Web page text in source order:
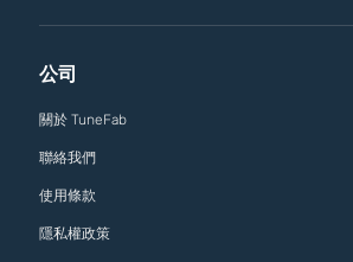
公司
關於 TuneFab
聯絡我們
使用條款
隱私權政策